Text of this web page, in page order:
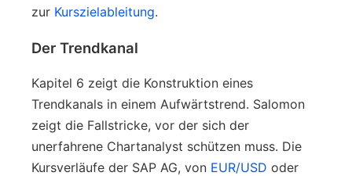
zur Kurszielableitung.
Der Trendkanal
Kapitel 6 zeigt die Konstruktion eines
Trendkanals in einem Aufwärtstrend. Salomon
zeigt die Fallstricke, vor der sich der
unerfahrene Chartanalyst schützen muss. Die
Kursverläufe der SAP AG, von EUR/USD oder